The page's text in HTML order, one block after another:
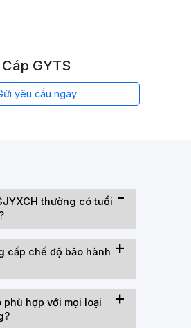
Cáp GYTS
yêu cầu ngay
thường có tuổi
cấp chế độ bảo hành
phù hợp với mọi loại